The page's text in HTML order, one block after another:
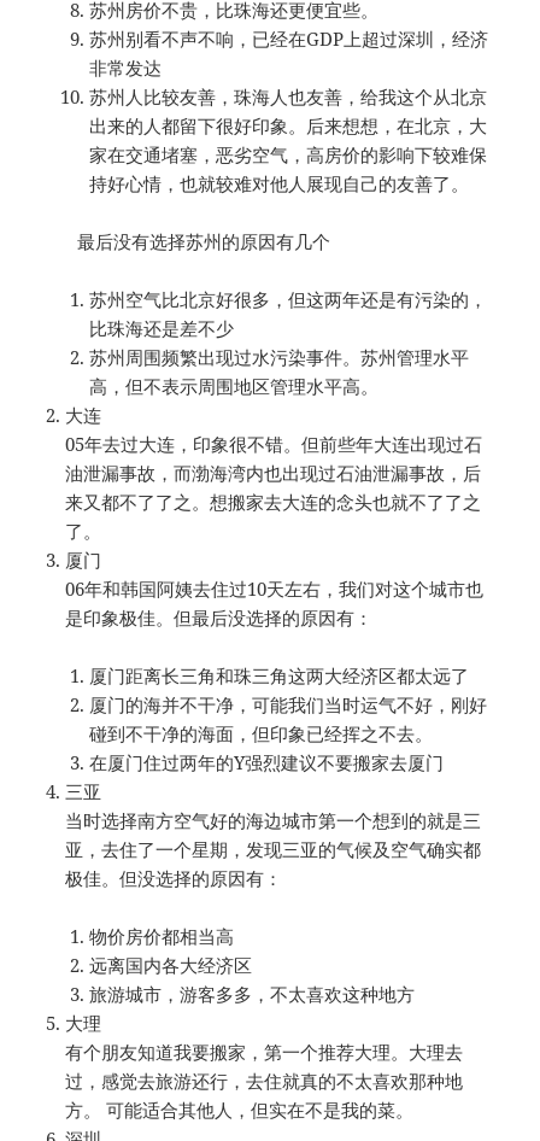
苏州房价不贵，比珠海还更便宜些。
苏州别看不声不响，已经在GDP上超过深圳，经济
非常发达
苏州人比较友善，珠海人也友善，给我这个从北京
出来的人都留下很好印象。后来想想，在北京，大
家在交通堵塞，恶劣空气，高房价的影响下较难保
持好心情，也就较难对他人展现自己的友善了。
最后没有选择苏州的原因有几个
苏州空气比北京好很多，但这两年还是有污染的，
比珠海还是差不少
苏州周围频繁出现过水污染事件。苏州管理水平
高，但不表示周围地区管理水平高。
大连
05年去过大连，印象很不错。但前些年大连出现过石
油泄漏事故，而渤海湾内也出现过石油泄漏事故，后
来又都不了了之。想搬家去大连的念头也就不了了之
了。
厦门
06年和韩国阿姨去住过10天左右，我们对这个城市也
是印象极佳。但最后没选择的原因有：
厦门距离长三角和珠三角这两大经济区都太远了
厦门的海并不干净，可能我们当时运气不好，刚好
碰到不干净的海面，但印象已经挥之不去。
在厦门住过两年的Y强烈建议不要搬家去厦门
三亚
当时选择南方空气好的海边城市第一个想到的就是三
亚，去住了一个星期，发现三亚的气候及空气确实都
极佳。但没选择的原因有：
物价房价都相当高
远离国内各大经济区
旅游城市，游客多多，不太喜欢这种地方
大理
有个朋友知道我要搬家，第一个推荐大理。大理去
过，感觉去旅游还行，去住就真的不太喜欢那种地
方。 可能适合其他人，但实在不是我的菜。